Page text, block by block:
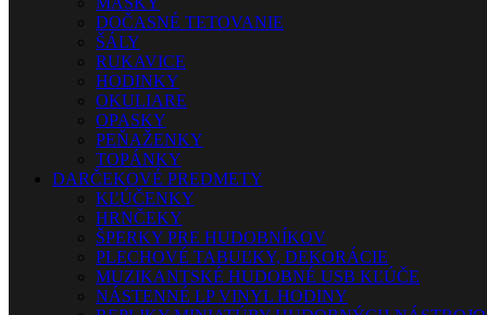
DOČASNÉ TETOVANIE
ŠÁLY
RUKAVICE
HODINKY
OKULIARE
OPASKY
PEŇAŽENKY
TOPÁNKY
DARČEKOVÉ PREDMETY
KĽÚČENKY
HRNČEKY
ŠPERKY PRE HUDOBNÍKOV
PLECHOVÉ TABUĽKY, DEKORÁCIE
MUZIKANTSKÉ HUDOBNÉ USB KĽÚČE
NÁSTENNÉ LP VINYL HODINY